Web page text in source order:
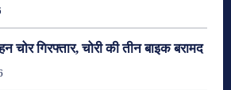
चोर गिरफ्तार, चोरी की तीन बाइक बरामद